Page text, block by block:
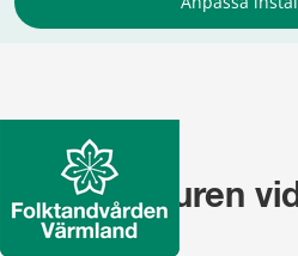
Sara tog tjuren
Värmland